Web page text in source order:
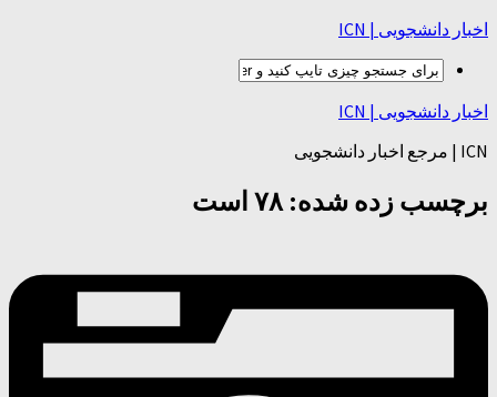
اخبار دانشجویی | ICN
اخبار دانشجویی | ICN
ICN | مرجع اخبار دانشجویی
برچسب زده شده:۷۸ است